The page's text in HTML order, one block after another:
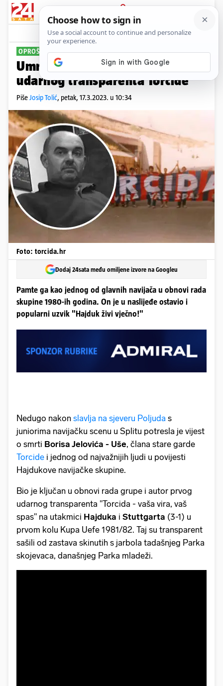
PRIJAVA
Sport
OPROŠTAJ OD UŠE
Umro Boris Jelović, autor prvog
udarnog transparenta Torcide
PišeJosip Tolić, petak, 17.3.2023. u 10:34
Foto: torcida.hr
Dodaj 24sata među omiljene izvore na Googleu
Pamte ga kao jednog od glavnih navijača u obnovi rada
skupine 1980-ih godina. On je u naslijeđe ostavio i
popularni uzvik "Hajduk živi vječno!"
Nedugo nakon slavlja na sjeveru Poljuda s
juniorima navijačku scenu u Splitu potresla je vijest
o smrti Borisa Jelovića - Uše, člana stare garde
Torcide i jednog od najvažnijih ljudi u povijesti
Hajdukove navijačke skupine.
Bio je ključan u obnovi rada grupe i autor prvog
udarnog transparenta "Torcida - vaša vira, vaš
spas" na utakmici Hajduka i Stuttgarta (3-1) u
prvom kolu Kupa Uefe 1981/82. Taj su transparent
sašili od zastava skinutih s jarbola tadašnjeg Parka
skojevaca, današnjeg Parka mladeži.